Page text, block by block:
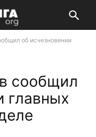
об исчезновении
сообщил
главных